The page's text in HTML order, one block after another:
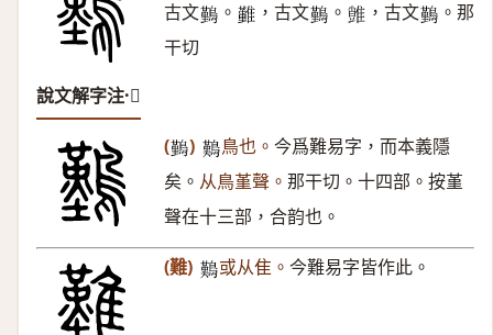
古文𪅀 。 𩁤 ，古文𪅀 。 𩀙 ，古文𪅀 。那
干切
說文解字注·𪅀
(𪅀 ) 𪄿 鳥也。 今爲難易字，而本義隱
矣。 从鳥堇聲。 那干切。十四部。按堇
聲在十三部，合韵也。
(難) 𪄿 或从隹。 今難易字皆作此。